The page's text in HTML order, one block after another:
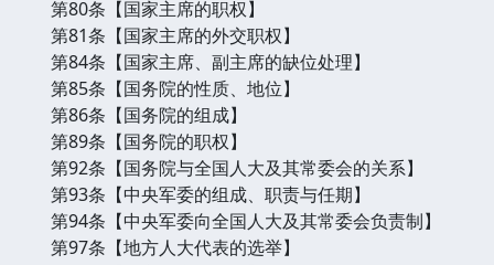
第80条【国家主席的职权】
第81条【国家主席的外交职权】
第84条【国家主席、副主席的缺位处理】
第85条【国务院的性质、地位】
第86条【国务院的组成】
第89条【国务院的职权】
第92条【国务院与全国人大及其常委会的关系】
第93条【中央军委的组成、职责与任期】
第94条【中央军委向全国人大及其常委会负责制】
第97条【地方人大代表的选举】